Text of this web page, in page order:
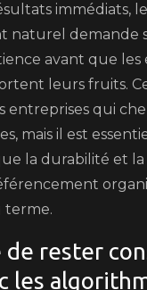
immédiats, le
naturel demande
avant que les
leurs fruits.
entreprises qui
mais il est
la durabilité et
terme.
de rester
les